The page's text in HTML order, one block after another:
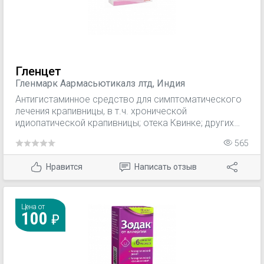
антисеротонинового действия.
Гленцет
Гленмарк Aармасьютикалз лтд, Индия
Антигистаминное средство для симптоматического
лечения крапивницы, в т.ч. хронической
идиопатической крапивницы; отека Квинке; других
зудом и высыпаниями.
565
Нравится Написать отзыв
Цена от
100